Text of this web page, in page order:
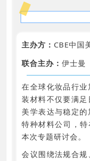
主办方： CBE中国
联合主办：伊士曼
在全球化妆品行
装材料不仅要满
美学表达与稳定
特种材料公司，
本次专题研讨会。
会议围绕法规合